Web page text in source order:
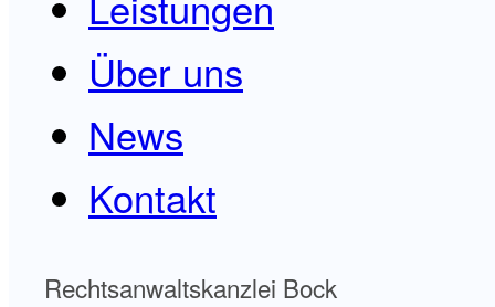
Über uns
News
Kontakt
Rechtsanwaltskanzlei Bock